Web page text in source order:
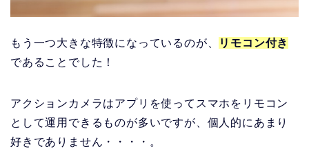
もう一つ大きな特徴になっているのが、
リモコン付き
であることでした！
アクションカメラはアプリを使ってスマホをリモコン
として運用できるものが多いですが、個人的にあまり
好きでありません・・・・。